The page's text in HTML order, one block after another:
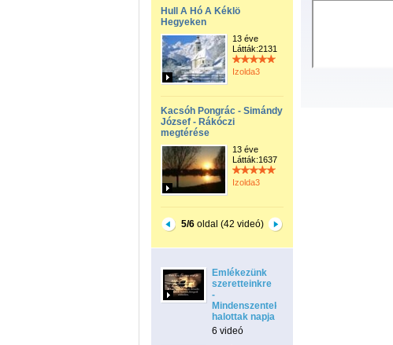
Hull A Hó A Kéklö
Hegyeken
13 éve
Látták:2131
Izolda3
Kacsóh Pongrác - Simándy
József - Rákóczi
megtérése
13 éve
Látták:1637
Izolda3
5/6oldal (42 videó)
Emlékezünk
szeretteinkre
-
Mindenszentek-
halottak napja
6 videó